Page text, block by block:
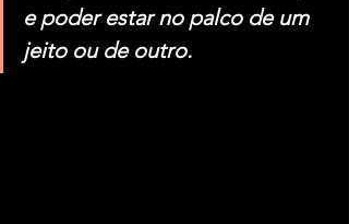
e poder estar no palco de um
jeito ou de outro.